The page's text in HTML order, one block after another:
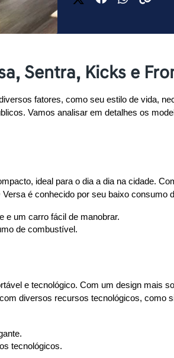
Sentra, Kicks e
fatores, como seu estilo de vida,
Vamos analisar em detalhes os
ideal para o dia a dia na cidade.
é conhecido por seu baixo
e um carro fácil de manobrar.
de combustível.
e tecnológico. Com um design mais
diversos recursos tecnológicos, como
tecnológicos.